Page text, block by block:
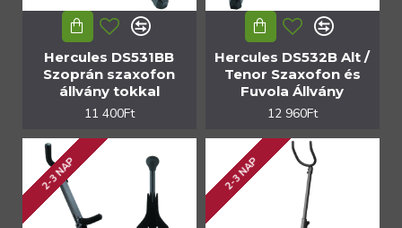
Hercules DS531BB
Szoprán szaxofon
állvány tokkal
11 400Ft
Hercules DS532B Alt /
Tenor Szaxofon és
Fuvola Állvány
12 960Ft
2-3 NAP 2-3 NAP